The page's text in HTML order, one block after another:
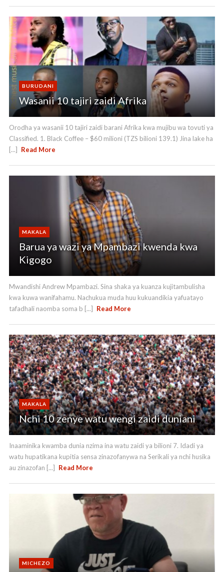
BURUDANI
Wasanii 10 tajiri zaidi Afrika
Orodha ya wasanii 10 tajiri zaidi barani Afrika kwa mujibu wa tovuti ya
Classified. 1. Black Coffee – $60 milioni (TZS bilioni 139.1) Jina lake ha
[...]
Read More
MAKALA
Barua ya wazi ya Mpambazi kwenda kwa
Kigogo
Mwandishi Andrew Mpambazi. Sina shaka ya kuanza kujitambulisha
kwa kuwa wanifahamu. Nachukua muda huu kukuandikia yafuatayo
tafadhali naomba soma b [...]
Read More
MAKALA
Nchi 10 zenye watu wengi zaidi duniani
Inaaminika kwamba dunia nzima ina watu zaidi ya bilioni 7. Idadi ya
watu hupatikana kupitia sensa zinazofanywa na Serikali ya nchi husika
au zinazofan [...]
Read More
MICHEZO